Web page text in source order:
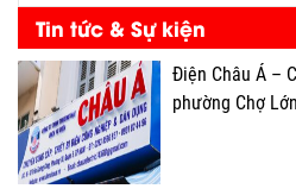
Tin tức & Sự kiện
Điện Châu Á –
phường Chợ